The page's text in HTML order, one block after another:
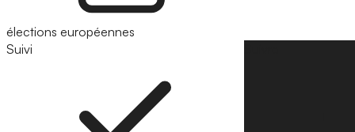
élections européennes
Suivi